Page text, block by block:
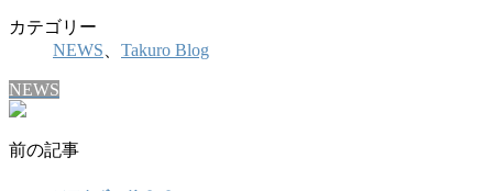
カテゴリー
NEWS
Takuro Blog
NEWS
前の記事